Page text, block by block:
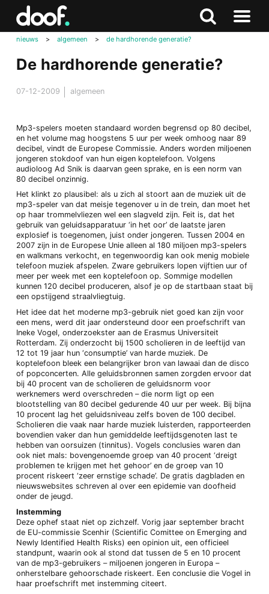
Zoeken
Naar
nieuws > algemeen > de hardhorende generatie?
De hardhorende generatie?
07-12-2009 algemeen
Mp3-spelers moeten standaard worden begrensd op 80 decibel,
en het volume mag hoogstens 5 uur per week omhoog naar 89
decibel, vindt de Europese Commissie. Anders worden miljoenen
jongeren stokdoof van hun eigen koptelefoon. Volgens
audioloog Ad Snik is daarvan geen sprake, en is een norm van
80 decibel onzinnig.
Het klinkt zo plausibel: als u zich al stoort aan de muziek uit de
mp3-speler van dat meisje tegenover u in de trein, dan moet het
op haar trommelvliezen wel een slagveld zijn. Feit is, dat het
gebruik van geluidsapparatuur ‘in het oor’ de laatste jaren
explosief is toegenomen, juist onder jongeren. Tussen 2004 en
2007 zijn in de Europese Unie alleen al 180 miljoen mp3-spelers
en walkmans verkocht, en tegenwoordig kan ook menig mobiele
telefoon muziek afspelen. Zware gebruikers lopen vijftien uur of
meer per week met een koptelefoon op. Sommige modellen
kunnen 120 decibel produceren, alsof je op de startbaan staat bij
een opstijgend straalvliegtuig.
Het idee dat het moderne mp3-gebruik niet goed kan zijn voor
een mens, werd dit jaar ondersteund door een proefschrift van
Ineke Vogel, onderzoekster aan de Erasmus Universiteit
Rotterdam. Zij onderzocht bij 1500 scholieren in de leeftijd van
12 tot 19 jaar hun ‘consumptie’ van harde muziek. De
koptelefoon bleek een belangrijker bron van lawaai dan de disco
of popconcerten. Alle geluidsbronnen samen zorgden ervoor dat
bij 40 procent van de scholieren de geluidsnorm voor
werknemers werd overschreden – die norm ligt op een
blootstelling van 80 decibel gedurende 40 uur per week. Bij bijna
10 procent lag het geluidsniveau zelfs boven de 100 decibel.
Scholieren die vaak naar harde muziek luisterden, rapporteerden
bovendien vaker dan hun gemiddelde leeftijdsgenoten last te
hebben van oorsuizen (tinnitus). Vogels conclusies waren dan
ook niet mals: bovengenoemde groep van 40 procent ‘dreigt
problemen te krijgen met het gehoor’ en de groep van 10
procent riskeert ‘zeer ernstige schade’. De gratis dagbladen en
nieuwswebsites schreven al over een epidemie van doofheid
onder de jeugd.
Instemming
Deze ophef staat niet op zichzelf. Vorig jaar september bracht
de EU-commissie Scenhir (Scientific Comittee on Emerging and
Newly Identified Health Risks) een opinion uit, een officieel
standpunt, waarin ook al stond dat tussen de 5 en 10 procent
van de mp3-gebruikers – miljoenen jongeren in Europa –
onherstelbare gehoorschade riskeert. Een conclusie die Vogel in
haar proefschrift met instemming citeert.
Doof.nl
Zoeken